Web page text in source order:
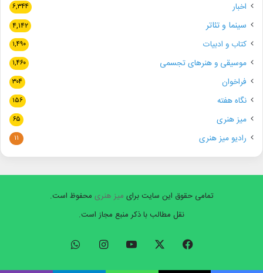
اخبار ۶,۳۴۴
سینما و تئاتر ۴,۱۴۲
کتاب و ادبیات ۱,۴۹۰
موسیقی و هنرهای تجسمی ۱,۴۶۰
فراخوان ۳۰۴
نگاه هفته ۱۵۶
میز هنری ۶۵
رادیو میز هنری ۱۱
تمامی حقوق این سایت برای میز هنری محفوظ است.
نقل مطالب با ذکر منبع مجاز است.
فیسبوک ایکس یوتیوب اینستاگرام